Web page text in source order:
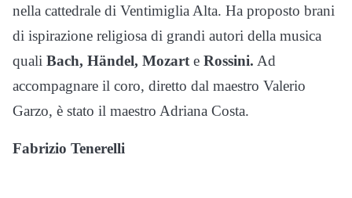
nella cattedrale di Ventimiglia Alta. Ha proposto brani
di ispirazione religiosa di grandi autori della musica
quali Bach, Händel, Mozart e Rossini. Ad
accompagnare il coro, diretto dal maestro Valerio
Garzo, è stato il maestro Adriana Costa.
Fabrizio Tenerelli